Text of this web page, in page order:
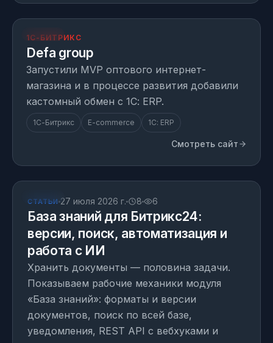
ПРОЕКТ
opt.defagroup.com
1С-БИТРИКС
Defa group
Запустили MVP оптового интернет-
магазина и в процессе развития добавили
кастомный обмен с 1С: ERP.
1С-Битрикс E-commerce 1С: ERP
Смотреть сайт
СТАТЬИ 27 июля 2026 г. 8 6
База знаний для Битрикс24:
версии, поиск, автоматизация и
работа с ИИ
Хранить документы — половина задачи.
Показываем рабочие механики модуля
«База знаний»: форматы и версии
документов, поиск по всей базе,
уведомления, REST API с вебхуками и